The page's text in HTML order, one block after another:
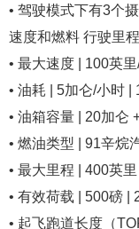
• 驾驶模式下有3个
速度和燃料 行驶里
• 最大速度 | 100英
• 油耗 | 5加仑/小时 |
• 油箱容量 | 20加仑
• 燃油类型 | 91辛烷
• 最大里程 | 400英
• 有效荷载 | 500磅 |
• 起飞跑道长度（